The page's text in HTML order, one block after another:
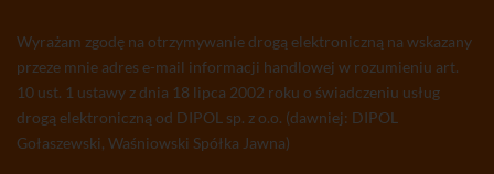
Wyrażam zgodę na otrzymywanie drogą elektroniczną na wskazany
przeze mnie adres e-mail informacji handlowej w rozumieniu art.
10 ust. 1 ustawy z dnia 18 lipca 2002 roku o świadczeniu usług
drogą elektroniczną od DIPOL sp. z o.o. (dawniej: DIPOL
Gołaszewski, Waśniowski Spółka Jawna)